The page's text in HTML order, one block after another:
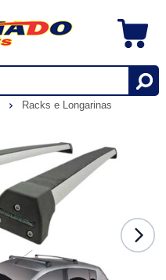
Racks e Longarinas